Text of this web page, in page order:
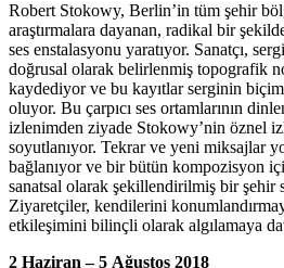
Robert Stokowy, Berlin’in tüm şehir
araştırmalara dayanan, radikal bir
ses enstalasyonu yaratıyor. Sanatçı,
doğrusal olarak belirlenmiş topografik
kaydediyor ve bu kayıtlar serginin
oluyor. Bu çarpıcı ses ortamlarının
izlenimden ziyade Stokowy’nin öznel
soyutlanıyor. Tekrar ve yeni miksajlar
bağlanıyor ve bir bütün kompozisyon
sanatsal olarak şekillendirilmiş bir şehir
Ziyaretçiler, kendilerini
etkileşimini bilinçli olarak algılamaya
2 Haziran – 5 Ağustos 2018